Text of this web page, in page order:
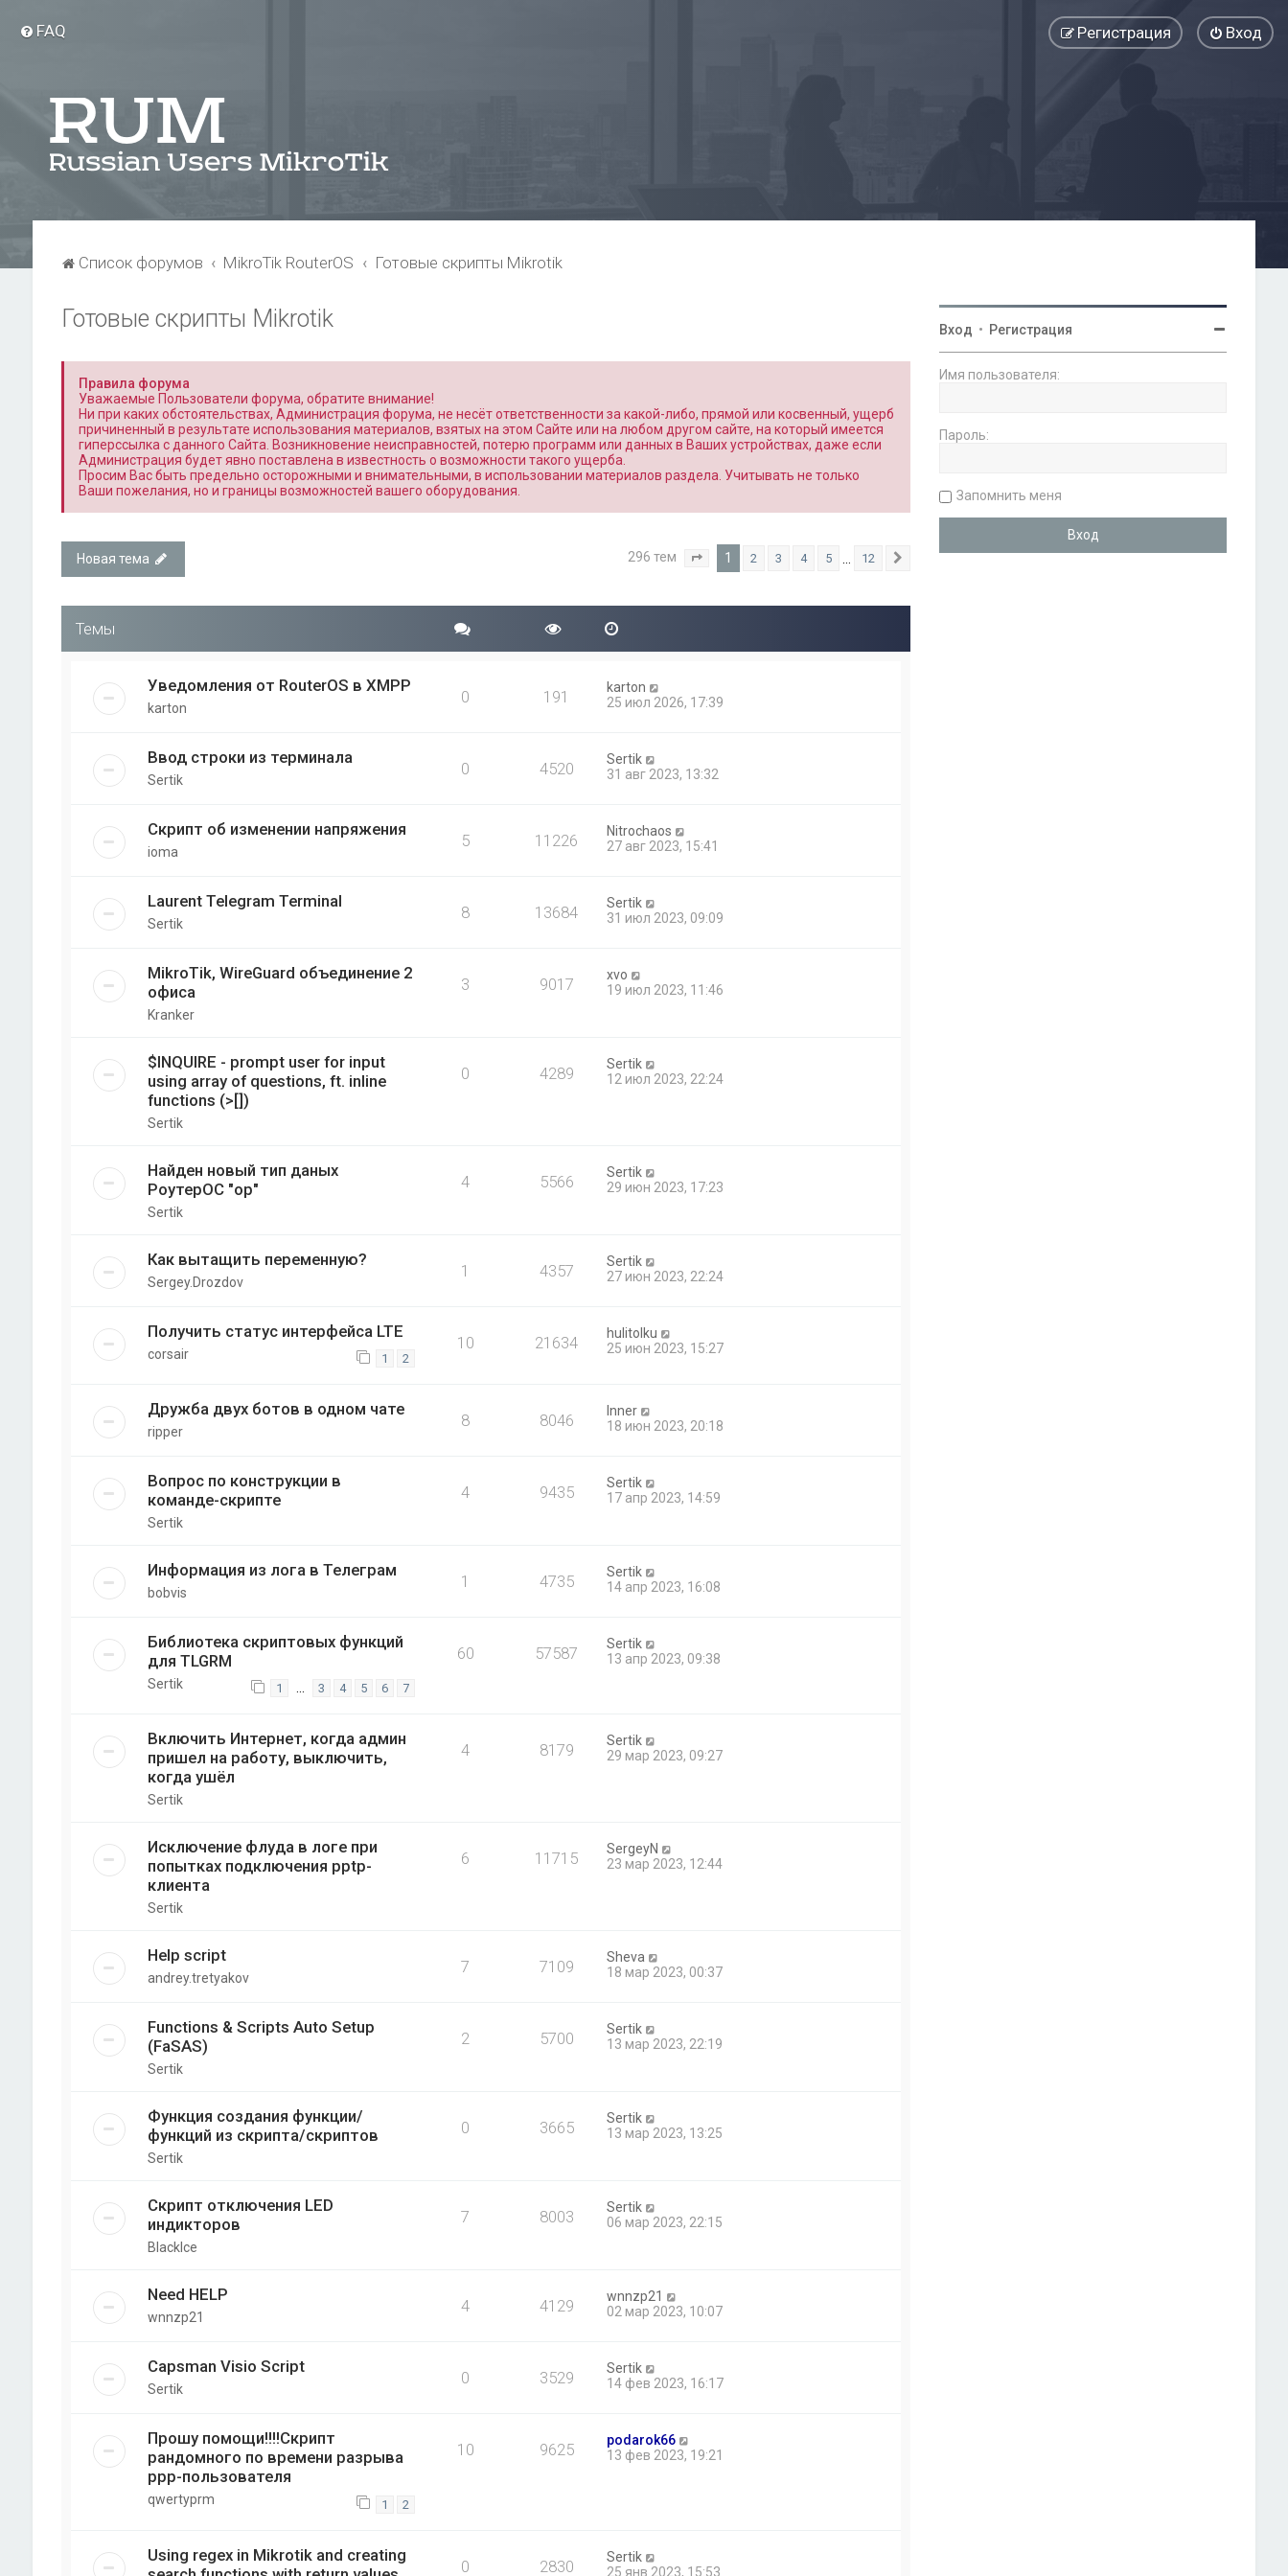
FAQ Вход
Регистрация
Список форумов MikroTik RouterOS Готовые скрипты Mikrotik
Готовые скрипты Mikrotik
Правила форума
Уважаемые Пользователи форума, обратите внимание!
Ни при каких обстоятельствах, Администрация форума, не несёт ответственности за какой-либо, прямой или косвенный, ущерб
причиненный в результате использования материалов, взятых на этом Сайте или на любом другом сайте, на который имеется
гиперссылка с данного Сайта. Возникновение неисправностей, потерю программ или данных в Ваших устройствах, даже если
Администрация будет явно поставлена в известность о возможности такого ущерба.
Просим Вас быть предельно осторожными и внимательными, в использовании материалов раздела. Учитывать не только
Ваши пожелания, но и границы возможностей вашего оборудования.
Новая тема 296 тем Страница из 12
1 2 3 4 5 12
Темы
Уведомления от RouterOS в XMPP
karton
0 191
karton
25 июл 2026, 17:39
Ввод строки из терминала
Sertik
0 4520
Sertik
31 авг 2023, 13:32
Скрипт об изменении напряжения
ioma
5 11226
Nitrochaos
27 авг 2023, 15:41
Laurent Telegram Terminal
Sertik
8 13684
Sertik
31 июл 2023, 09:09
MikroTik, WireGuard объединение 2
офиса
Kranker
3 9017
xvo
19 июл 2023, 11:46
$INQUIRE - prompt user for input
using array of questions, ft. inline
functions (>[])
Sertik
0 4289
Sertik
12 июл 2023, 22:24
Найден новый тип даных
РоутерОС "op"
Sertik
4 5566
Sertik
29 июн 2023, 17:23
Как вытащить переменную?
Sergey.Drozdov
1 4357
Sertik
27 июн 2023, 22:24
Получить статус интерфейса LTE
corsair 1 2
10 21634
hulitolku
25 июн 2023, 15:27
Дружба двух ботов в одном чате
ripper
8 8046
Inner
18 июн 2023, 20:18
Вопрос по конструкции в
команде-скрипте
Sertik
4 9435
Sertik
17 апр 2023, 14:59
Информация из лога в Телеграм
bobvis
1 4735
Sertik
14 апр 2023, 16:08
Библиотека скриптовых функций
для TLGRM
Sertik 1 … 3 4 5 6 7
60 57587
Sertik
13 апр 2023, 09:38
Включить Интернет, когда админ
пришел на работу, выключить,
когда ушёл
Sertik
4 8179
Sertik
29 мар 2023, 09:27
Исключение флуда в логе при
попытках подключения pptp-
клиента
Sertik
6 11715
SergeyN
23 мар 2023, 12:44
Help script
andrey.tretyakov
7 7109
Sheva
18 мар 2023, 00:37
Functions & Scripts Auto Setup
(FaSAS)
Sertik
2 5700
Sertik
13 мар 2023, 22:19
Функция создания функции/
функций из скрипта/скриптов
Sertik
0 3665
Sertik
13 мар 2023, 13:25
Скрипт отключения LED
индикторов
BlackIce
7 8003
Sertik
06 мар 2023, 22:15
Need HELP
wnnzp21
4 4129
wnnzp21
02 мар 2023, 10:07
Capsman Visio Script
Sertik
0 3529
Sertik
14 фев 2023, 16:17
Прошу помощи!!!!Скрипт
рандомного по времени разрыва
ppp-пользователя
qwertyprm 1 2
10 9625
podarok66
13 фев 2023, 19:21
Using regex in Mikrotik and creating
0 2830
Sertik
25 янв 2023, 15:53
Вход • Регистрация
Имя пользователя:
Пароль:
Запомнить меня